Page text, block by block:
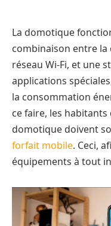
La domotique
combinaison entre la
réseau Wi-Fi, et une
applications
la consommation
ce faire, les
domotique doivent
forfait mobile. Ceci,
équipements à tout